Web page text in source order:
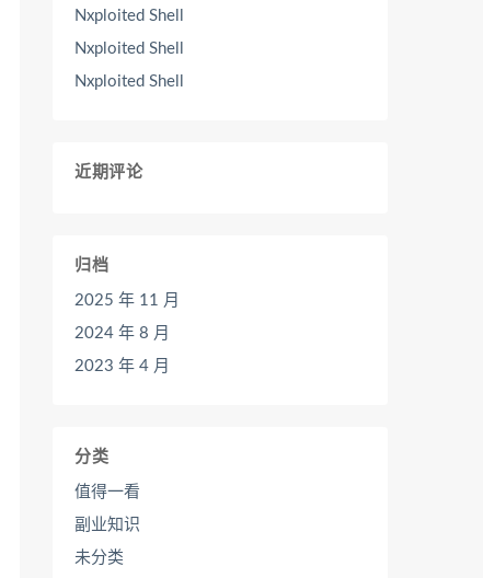
Nxploited Shell
Nxploited Shell
Nxploited Shell
近期评论
归档
2025 年 11 月
2024 年 8 月
2023 年 4 月
分类
值得一看
副业知识
未分类